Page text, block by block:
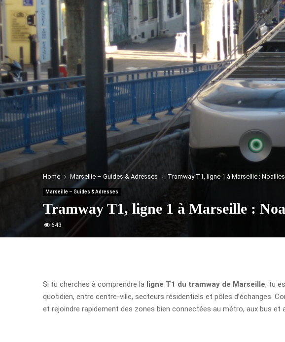
Home Marseille – Guides & Adresses Tramway T1, ligne 1 à Marseille :
Marseille – Guides & Adresses
Tramway T1, ligne 1 à Marseille :
643
Si tu cherches à comprendre la ligne T1 du tramway de Marseille, tu
quotidien, entre centre-ville, secteurs résidentiels et pôles d’échanges.
et rejoindre rapidement des zones bien connectées au métro, aux bus et